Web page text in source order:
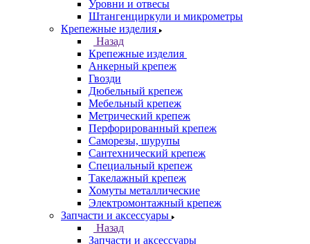
Уровни и отвесы
Штангенциркули и микрометры
Крепежные изделия
Назад
Крепежные изделия
Анкерный крепеж
Гвозди
Дюбельный крепеж
Мебельный крепеж
Метрический крепеж
Перфорированный крепеж
Саморезы, шурупы
Сантехнический крепеж
Специальный крепеж
Такелажный крепеж
Хомуты металлические
Электромонтажный крепеж
Запчасти и аксессуары
Назад
Запчасти и аксессуары